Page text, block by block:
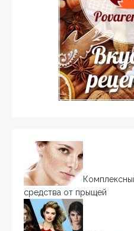
средства от прыщей